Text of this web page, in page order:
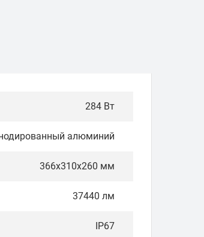
284 Вт
алюминий
366х310х260 мм
37440 лм
IP67